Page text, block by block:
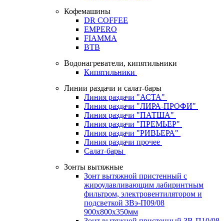
Кофемашины
DR COFFEE
EMPERO
FIAMMA
BTB
Водонагреватели, кипятильники
Кипятильники
Линии раздачи и салат-бары
Линия раздачи "АСТА"
Линия раздачи "ЛИРА-ПРОФИ"
Линия раздачи "ПАТША"
Линия раздачи "ПРЕМЬЕР"
Линия раздачи "РИВЬЕРА"
Линия раздачи прочее
Салат-бары
Зонты вытяжные
Зонт вытяжной пристенный с
жироулавливающим лабиринтным
фильтром, электровентилятором и
подсветкой ЗВэ-П09/08
900х800х350мм